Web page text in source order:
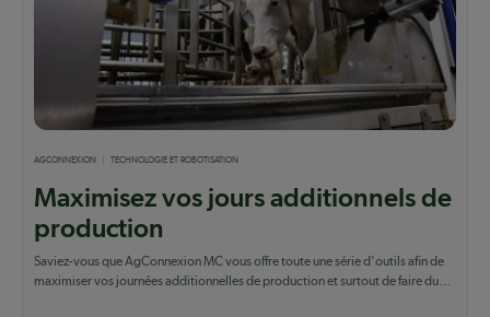
AGCONNEXION TECHNOLOGIE ET ROBOTISATION
Maximisez vos jours additionnels de
production
Saviez-vous que AgConnexion MC vous offre toute une série d'outils afin de
maximiser vos journées additionnelles de production et surtout de faire du